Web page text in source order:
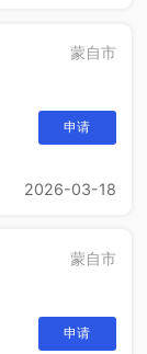
蒙自市
申请
2026-03-18
蒙自市
申请